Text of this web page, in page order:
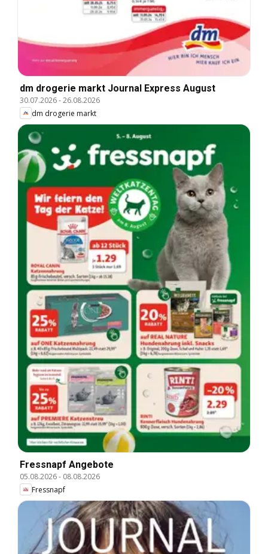
dm drogerie markt Journal Express August
30.07.2026-26.08.2026
dm drogerie markt
Fressnapf Angebote
05.08.2026- 08.08.2026
Fressnapf